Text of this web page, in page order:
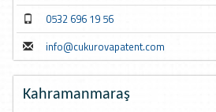
0532 696 19 56
info@cukurovapatent.com
Kahramanmaraş